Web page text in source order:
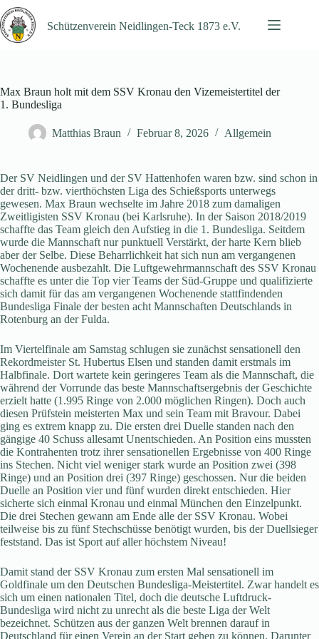
Zum
Inhalt
springen
Schützenverein Neidlingen-Teck 1873 e.V.
Max Braun holt mit dem SSV Kronau den Vizemeistertitel der
1. Bundesliga
Matthias Braun Februar 8, 2026 Allgemein
Der SV Neidlingen und der SV Hattenhofen waren bzw. sind schon in
der dritt- bzw. vierthöchsten Liga des Schießsports unterwegs
gewesen. Max Braun wechselte im Jahre 2018 zum damaligen
Zweitligisten SSV Kronau (bei Karlsruhe). In der Saison 2018/2019
schaffte das Team gleich den Aufstieg in die 1. Bundesliga. Seitdem
wurde die Mannschaft nur punktuell Verstärkt, der harte Kern blieb
aber der Selbe. Diese Beharrlichkeit hat sich nun am vergangenen
Wochenende ausbezahlt. Die Luftgewehrmannschaft des SSV Kronau
schaffte es unter die Top vier Teams der Süd-Gruppe und qualifizierte
sich damit für das am vergangenen Wochenende stattfindenden
Bundesliga Finale der besten acht Mannschaften Deutschlands in
Rotenburg an der Fulda.
Im Viertelfinale am Samstag schlugen sie zunächst sensationell den
Rekordmeister St. Hubertus Elsen und standen damit erstmals im
Halbfinale. Dort wartete kein geringeres Team als die Mannschaft, die
während der Vorrunde das beste Mannschaftsergebnis der Geschichte
erzielt hatte (1.995 Ringe von 2.000 möglichen Ringen). Doch auch
diesen Prüfstein meisterten Max und sein Team mit Bravour. Dabei
ging es extrem knapp zu. Die ersten drei Duelle standen nach den
gängige 40 Schuss allesamt Unentschieden. An Position eins mussten
die Kontrahenten trotz ihrer sensationellen Ergebnisse von 400 Ringe
ins Stechen. Nicht viel weniger stark wurde an Position zwei (398
Ringe) und an Position drei (397 Ringe) geschossen. Nur die beiden
Duelle an Position vier und fünf wurden direkt entschieden. Hier
sicherte sich einmal Kronau und einmal München den Einzelpunkt.
Die drei Stechen gewann am Ende alle der SSV Kronau. Wobei
teilweise bis zu fünf Stechschüsse benötigt wurden, bis der Duellsieger
feststand. Das ist Sport auf aller höchstem Niveau!
Damit stand der SSV Kronau zum ersten Mal sensationell im
Goldfinale um den Deutschen Bundesliga-Meistertitel. Zwar handelt es
sich um einen nationalen Titel, doch die deutsche Luftdruck-
Bundesliga wird nicht zu unrecht als die beste Liga der Welt
bezeichnet. Schützen aus der ganzen Welt brennen darauf in
Deutschland für einen Verein an der Start gehen zu können. Darunter